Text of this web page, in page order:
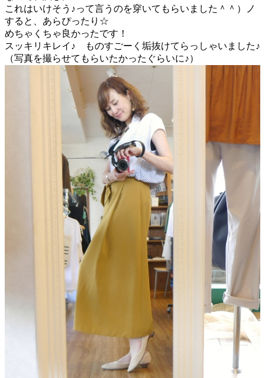
これはいけそう♪って言うのを穿いてもらいました＾＾）ノ
すると、あらぴったり☆
めちゃくちゃ良かったです！
スッキリキレイ♪ ものすごーく垢抜けてらっしゃいました♪
（写真を撮らせてもらいたかったぐらいに♪）